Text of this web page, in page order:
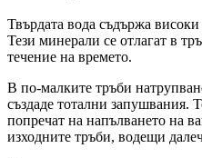
Твърдата вода съдържа
Тези минерали се отлагат в
течение на времето.
В по-малките тръби
създаде тотални запушвания.
попречат на напълването на
изходните тръби, водещи